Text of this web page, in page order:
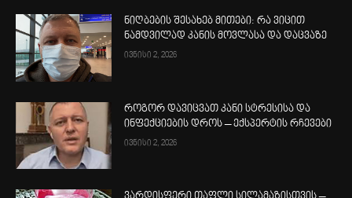
ნიღბების შესახებ მითები: რა ვიცით
ნამდვილად კანის მოვლასა და დაცვაზე
ივნისი 2, 2026
როგორ დავიცვათ კანი სტრესისა და
ინფექციების დროს – ექსპერტის რჩევები
ივნისი 2, 2026